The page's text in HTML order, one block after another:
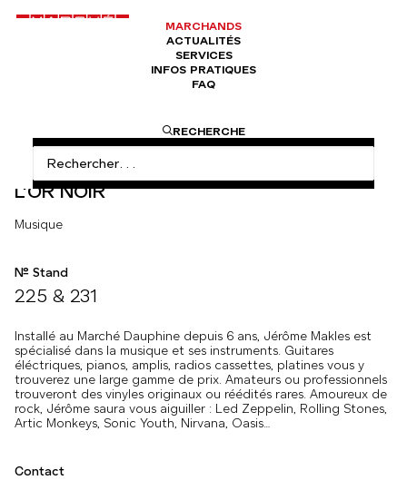
MARCHANDS
ACTUALITÉS
SERVICES
INFOS PRATIQUES
FAQ
RECHERCHE
L'OR NOIR
Musique
N° Stand
225 & 231
Installé au Marché Dauphine depuis 6 ans, Jérôme Makles est
spécialisé dans la musique et ses instruments. Guitares
éléctriques, pianos, amplis, radios cassettes, platines vous y
trouverez une large gamme de prix. Amateurs ou professionnels
trouveront des vinyles originaux ou réédités rares. Amoureux de
rock, Jérôme saura vous aiguiller : Led Zeppelin, Rolling Stones,
Artic Monkeys, Sonic Youth, Nirvana, Oasis…
Contact